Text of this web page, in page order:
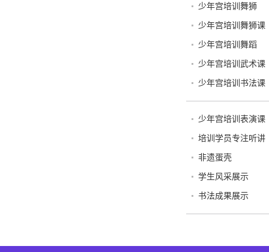
少年宫培训舞狮
少年宫培训舞狮课
少年宫培训舞蹈
少年宫培训武术课
少年宫培训书法课
少年宫培训表演课
培训学员专注听讲
非遗蛋壳
学生风采展示
书法成果展示